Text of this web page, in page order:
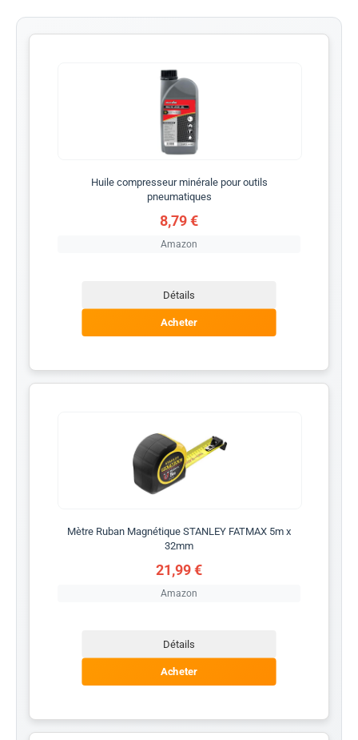
Huile compresseur minérale pour outils
pneumatiques
8,79 €
Amazon
Détails
Acheter
Mètre Ruban Magnétique STANLEY FATMAX 5m x
32mm
21,99 €
Amazon
Détails
Acheter